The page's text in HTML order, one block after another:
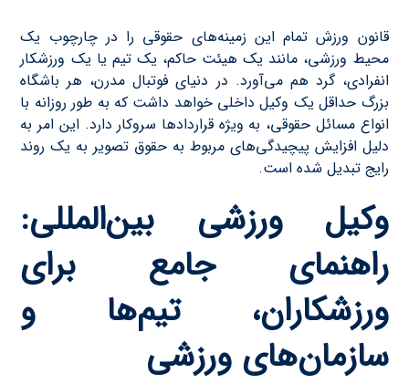
قانون ورزش تمام این زمینه‌های حقوقی را در چارچوب یک
محیط ورزشی، مانند یک هیئت حاکم، یک تیم یا یک ورزشکار
انفرادی، گرد هم می‌آورد. در دنیای فوتبال مدرن، هر باشگاه
بزرگ حداقل یک وکیل داخلی خواهد داشت که به طور روزانه با
انواع مسائل حقوقی، به ویژه قراردادها سروکار دارد. این امر به
دلیل افزایش پیچیدگی‌های مربوط به حقوق تصویر به یک روند
رایج تبدیل شده است.
وکیل ورزشی بین‌المللی:
راهنمای جامع برای
ورزشکاران، تیم‌ها و
سازمان‌های ورزشی